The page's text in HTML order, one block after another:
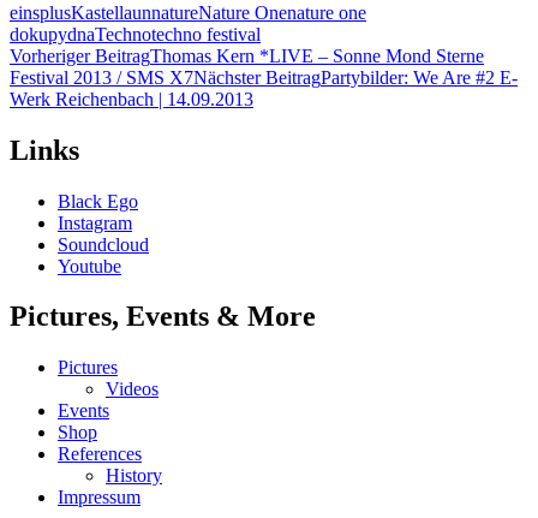
einsplusKastellaunnatureNature Onenature one
dokupydnaTechnotechno festival
Beitragsnavigation
Vorheriger BeitragThomas Kern *LIVE – Sonne Mond Sterne
Festival 2013 / SMS X7Nächster BeitragPartybilder: We Are #2 E-
Werk Reichenbach | 14.09.2013
Links
Black Ego
Instagram
Soundcloud
Youtube
Pictures, Events & More
Pictures
Videos
Events
Shop
References
History
Impressum